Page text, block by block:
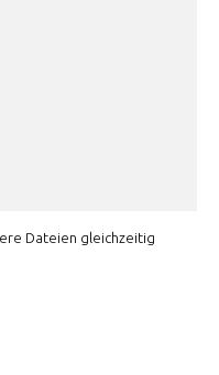
Dateien gleichzeitig